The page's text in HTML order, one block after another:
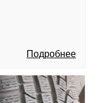
Подробнее